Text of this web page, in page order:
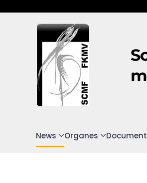
Accéder au contenu principal
News Organes